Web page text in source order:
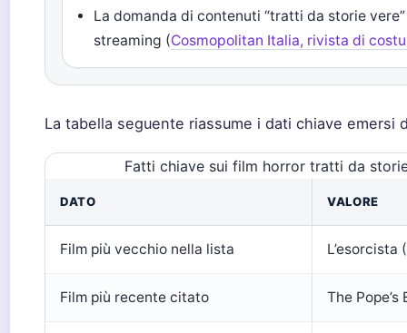
La domanda di contenuti “tratti da storie
streaming (Cosmopolitan Italia, rivista di
La tabella seguente riassume i dati chiave emersi
Fatti chiave sui film horror tratti da
DATO VALORE
Film più vecchio nella lista L’esorcista
Film più recente citato The